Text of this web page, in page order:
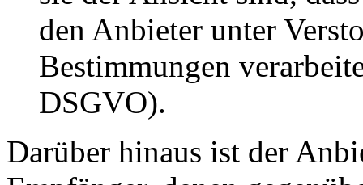
den Anbieter unter
Bestimmungen
DSGVO).
Darüber hinaus ist der